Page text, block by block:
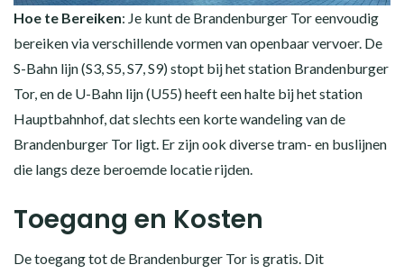
Hoe te Bereiken: Je kunt de Brandenburger Tor eenvoudig
bereiken via verschillende vormen van openbaar vervoer. De
S-Bahn lijn (S3, S5, S7, S9) stopt bij het station Brandenburger
Tor, en de U-Bahn lijn (U55) heeft een halte bij het station
Hauptbahnhof, dat slechts een korte wandeling van de
Brandenburger Tor ligt. Er zijn ook diverse tram- en buslijnen
die langs deze beroemde locatie rijden.
Toegang en Kosten
De toegang tot de Brandenburger Tor is gratis. Dit